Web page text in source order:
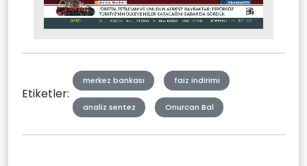
Mute Stream
Etiketler:
merkez bankası faiz indirimi
analiz sentez Onurcan Bal